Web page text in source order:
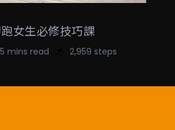
女生必修技巧課
5 mins read 2,959 steps